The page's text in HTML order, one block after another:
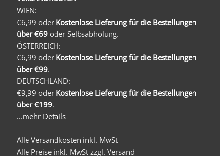
WIEN:
€6,99 oder Kostenlose Lieferung für die Bestellungen
über €69oder Selbsabholung.
ÖSTERREICH:
€6,99 oder Kostenlose Lieferung für die Bestellungen
über €99.
DEUTSCHLAND:
€9,99 oder Kostenlose Lieferung für die Bestellungen
über €199.
...mehr Details
Alle Versandkosten inkl. MwSt
Alle Preise inkl. MwSt zzgl. Versand